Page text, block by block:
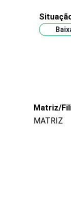
Matriz/
MATRIZ